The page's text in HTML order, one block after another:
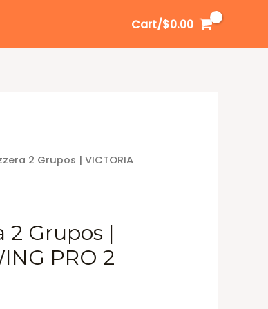
Cart/$0.00
2 Grupos | VICTORIA
2 Grupos |
PRO 2